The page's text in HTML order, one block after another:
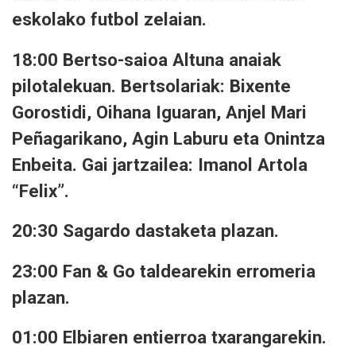
eskolako futbol zelaian.
18:00 Bertso-saioa Altuna anaiak
pilotalekuan. Bertsolariak: Bixente
Gorostidi, Oihana Iguaran, Anjel Mari
Peñagarikano, Agin Laburu eta Onintza
Enbeita. Gai jartzailea: Imanol Artola
“Felix”.
20:30 Sagardo dastaketa plazan.
23:00 Fan & Go taldearekin erromeria
plazan.
01:00 Elbiaren entierroa txarangarekin.